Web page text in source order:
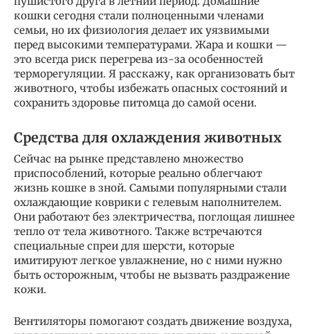
кошки сегодня стали полноценными членами
семьи, но их физиология делает их уязвимыми
перед высокими температурами. Жара и кошки —
это всегда риск перегрева из-за особенностей
терморегуляции. Я расскажу, как организовать быт
животного, чтобы избежать опасных состояний и
сохранить здоровье питомца до самой осени.
Средства для охлаждения животных
Сейчас на рынке представлено множество
приспособлений, которые реально облегчают
жизнь кошке в зной. Самыми популярными стали
охлаждающие коврики с гелевым наполнителем.
Они работают без электричества, поглощая лишнее
тепло от тела животного. Также встречаются
специальные спреи для шерсти, которые
имитируют легкое увлажнение, но с ними нужно
быть осторожным, чтобы не вызвать раздражение
кожи.
Вентиляторы помогают создать движение воздуха,